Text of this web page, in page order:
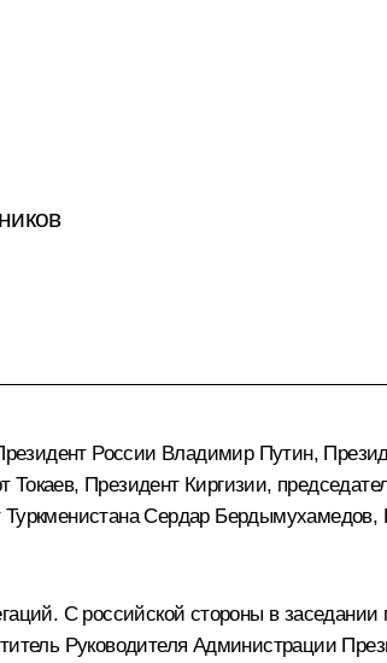
России Владимир Путин,
Токаев, Президент Киргизии,
ТуркменистанаСердар Бердымухамедов,
С российской стороны в
Руководителя Администрации